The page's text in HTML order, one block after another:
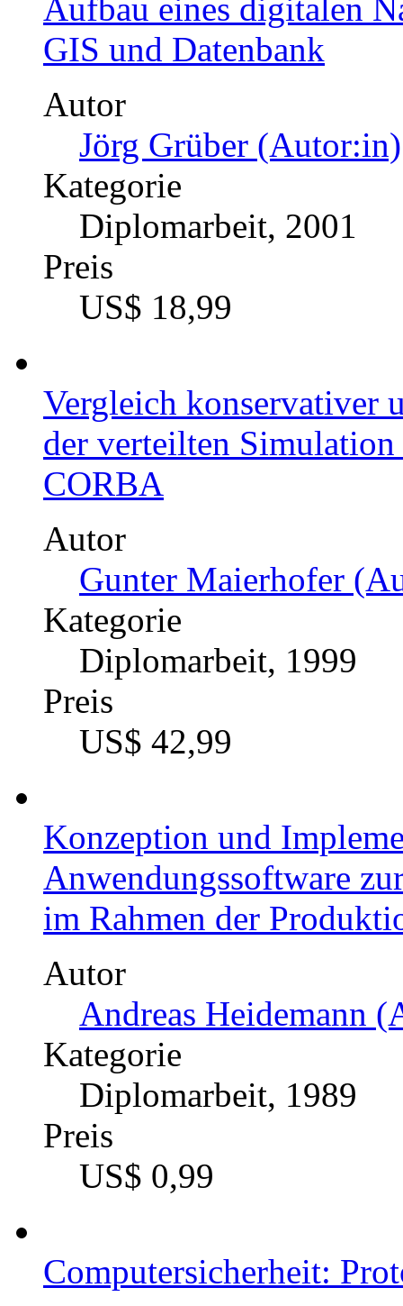
Aufbau eines digitalen
GIS und Datenbank
Autor
Jörg Grüber (Autor:in)
Kategorie
Diplomarbeit, 2001
Preis
US$ 18,99
Vergleich konservativer
der verteilten Simulation
CORBA
Autor
Gunter Maierhofer
Kategorie
Diplomarbeit, 1999
Preis
US$ 42,99
Konzeption und
Anwendungssoftware
im Rahmen der
Autor
Andreas Heidemann
Kategorie
Diplomarbeit, 1989
Preis
US$ 0,99
Computersicherheit: